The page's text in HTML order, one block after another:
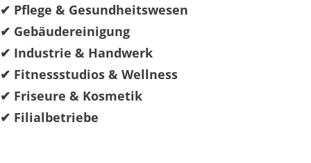
✔ Pflege & Gesundheitswesen
✔ Gebäudereinigung
✔ Industrie & Handwerk
✔ Fitnessstudios & Wellness
✔ Friseure & Kosmetik
✔ Filialbetriebe